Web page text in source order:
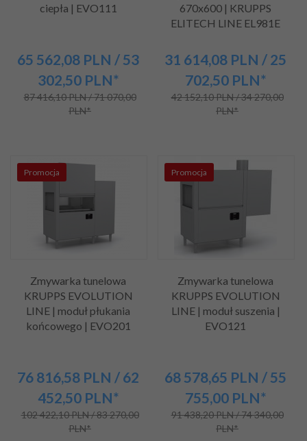
ciepła | EVO111
65 562,08 PLN / 53
302,50 PLN*
87 416,10 PLN / 71 070,00
PLN*
670x600 | KRUPPS
ELITECH LINE EL981E
31 614,08 PLN / 25
702,50 PLN*
42 152,10 PLN / 34 270,00
PLN*
Promocja
Zmywarka tunelowa
KRUPPS EVOLUTION
LINE | moduł płukania
końcowego | EVO201
76 816,58 PLN / 62
452,50 PLN*
102 422,10 PLN / 83 270,00
PLN*
Promocja
Zmywarka tunelowa
KRUPPS EVOLUTION
LINE | moduł suszenia |
EVO121
68 578,65 PLN / 55
755,00 PLN*
91 438,20 PLN / 74 340,00
PLN*